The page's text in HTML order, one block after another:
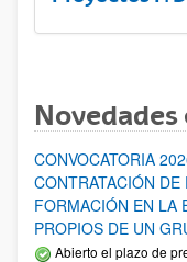
CONVOCATORIA
CONTRATACIÓN
FORMACIÓN EN LA
PROPIOS DE UN
Abierto el plazo de